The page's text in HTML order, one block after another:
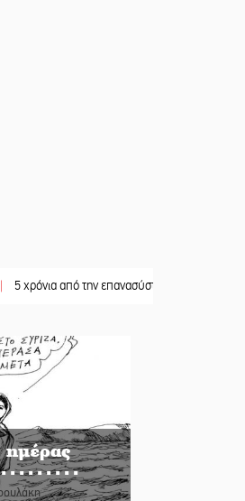
από την επανασύσταση της ΙΜ Παναγίας